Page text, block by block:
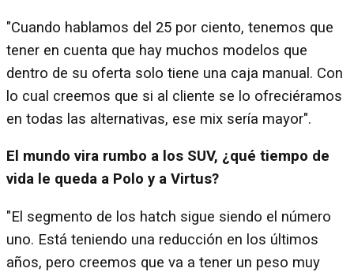
"Cuando hablamos del 25 por ciento, tenemos que
tener en cuenta que hay muchos modelos que
dentro de su oferta solo tiene una caja manual. Con
lo cual creemos que si al cliente se lo ofreciéramos
en todas las alternativas, ese mix sería mayor".
El mundo vira rumbo a los SUV, ¿qué tiempo de
vida le queda a Polo y a Virtus?
"El segmento de los hatch sigue siendo el número
uno. Está teniendo una reducción en los últimos
años, pero creemos que va a tener un peso muy